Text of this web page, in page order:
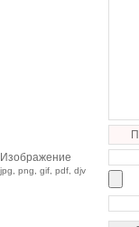
Изображение
jpg, png, gif, pdf, djv